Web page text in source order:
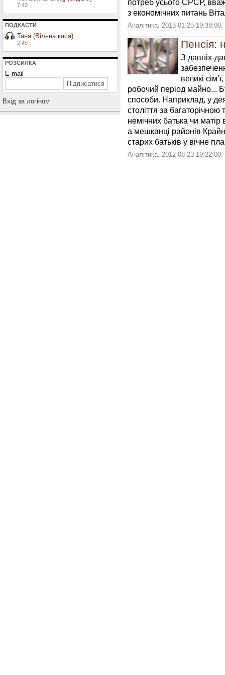
7:43
ПОДКАСТИ
Таня (Вільна каса)
2:49
РОЗСИЛКА
E-mail
Вхiд за логiном
потреб усього СРСР,
з економічних питань
Аналітика. 2013-01-25
Пенсія:
З давніх-
великі
робочий період майно...
способи. Наприклад, у
століття за
немічних батька чи
а мешканці районів
старих батьків у вічне
Аналітика. 2012-08-23